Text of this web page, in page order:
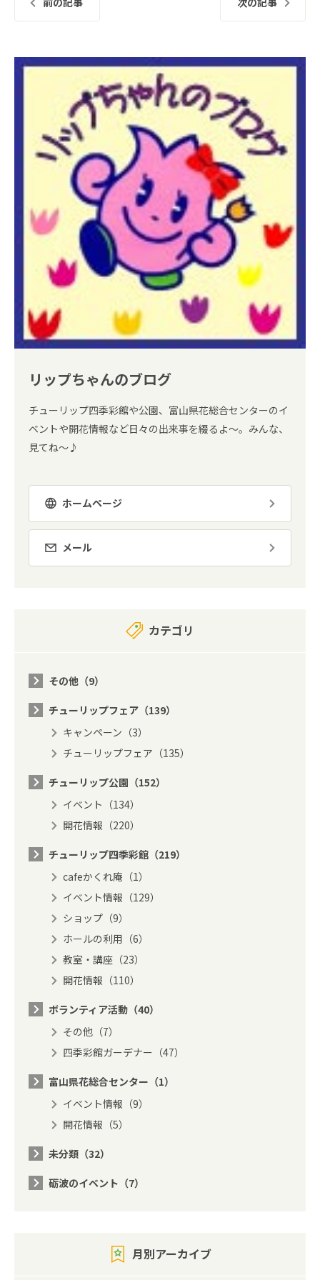
リップちゃんのブログ
チューリップ四季彩館や公園、富山県花総合センターのイ
ベントや開花情報など日々の出来事を綴るよ～。みんな、
見てね～♪
ホームページ
メール
カテゴリ
その他（9）
チューリップフェア（139）
キャンペーン（3）
チューリップフェア（135）
チューリップ公園（152）
イベント（134）
開花情報（220）
チューリップ四季彩館（219）
cafeかくれ庵（1）
イベント情報（129）
ショップ（9）
ホールの利用（6）
教室・講座（23）
開花情報（110）
ボランティア活動（40）
その他（7）
四季彩館ガーデナー（47）
富山県花総合センター（1）
イベント情報（9）
開花情報（5）
未分類（32）
砺波のイベント（7）
月別アーカイブ